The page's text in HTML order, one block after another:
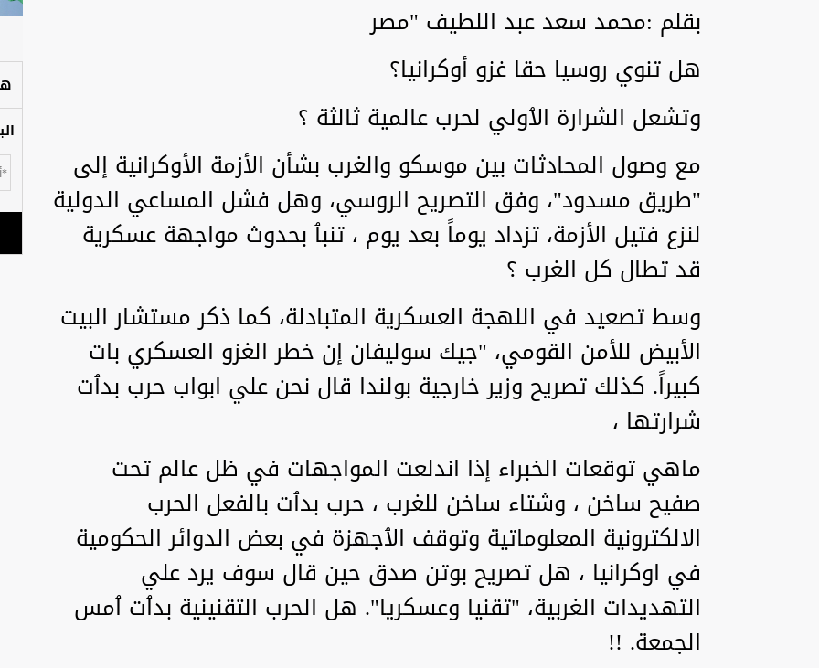
بقلم :محمد سعد عبد اللطيف "مصر
هل تنوي روسيا حقا غزو أوكرانيا؟
وتشعل الشرارة الٱولي لحرب عالمية ثالثة ؟
مع وصول المحادثات بين موسكو والغرب بشأن الأزمة الأوكرانية إلى
"طريق مسدود"، وفق التصريح الروسي، وهل فشل المساعي الدولية
لنزع فتيل الأزمة، تزداد يوماً بعد يوم ، تنبٱ بحدوث مواجهة عسكرية
قد تطال كل الغرب ؟
وسط تصعيد في اللهجة العسكرية المتبادلة، كما ذكر مستشار البيت
الأبيض للأمن القومي، "جيك سوليفان إن خطر الغزو العسكري بات
كبيراً. كذلك تصريح وزير خارجية بولندا قال نحن علي ابواب حرب بدٱت
شرارتها ،
ماهي توقعات الخبراء إذا اندلعت المواجهات في ظل عالم تحت
صفيح ساخن ، وشتاء ساخن للغرب ، حرب بدٱت بالفعل الحرب
الالكترونية المعلوماتية وتوقف الٱجهزة في بعض الدوائر الحكومية
في اوكرانيا ، هل تصريح بوتن صدق حين قال سوف يرد علي
التهديدات الغربية، "تقنيا وعسكريا". هل الحرب التقنينية بدٱت ٱمس
الجمعة. !!